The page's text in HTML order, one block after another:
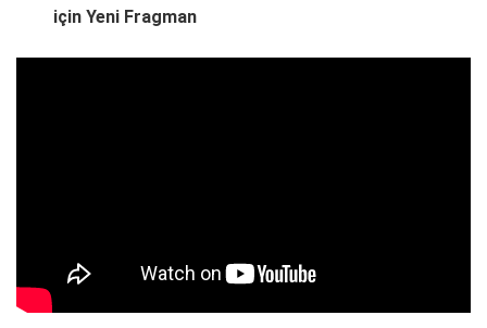
için Yeni Fragman